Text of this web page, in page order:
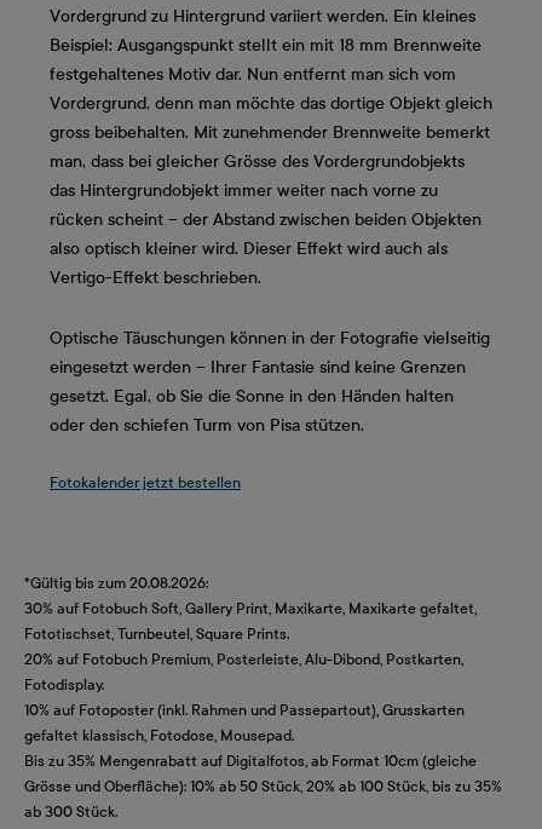
Vordergrund zu Hintergrund variiert werden. Ein kleines
Beispiel: Ausgangspunkt stellt ein mit 18 mm Brennweite
festgehaltenes Motiv dar. Nun entfernt man sich vom
Vordergrund, denn man möchte das dortige Objekt gleich
gross beibehalten. Mit zunehmender Brennweite bemerkt
man, dass bei gleicher Grösse des Vordergrundobjekts
das Hintergrundobjekt immer weiter nach vorne zu
rücken scheint – der Abstand zwischen beiden Objekten
also optisch kleiner wird. Dieser Effekt wird auch als
Vertigo-Effekt beschrieben.
Optische Täuschungen können in der Fotografie vielseitig
eingesetzt werden – Ihrer Fantasie sind keine Grenzen
gesetzt. Egal, ob Sie die Sonne in den Händen halten
oder den schiefen Turm von Pisa stützen.
Fotokalender jetzt bestellen
*Gültig bis zum 20.08.2026:
30% auf Fotobuch Soft, Gallery Print, Maxikarte, Maxikarte gefaltet,
Fototischset, Turnbeutel, Square Prints.
20% auf Fotobuch Premium, Posterleiste, Alu-Dibond, Postkarten,
Fotodisplay.
10% auf Fotoposter (inkl. Rahmen und Passepartout), Grusskarten
gefaltet klassisch, Fotodose, Mousepad.
Bis zu 35% Mengenrabatt auf Digitalfotos, ab Format 10cm (gleiche
Grösse und Oberfläche): 10% ab 50 Stück, 20% ab 100 Stück, bis zu 35%
ab 300 Stück.